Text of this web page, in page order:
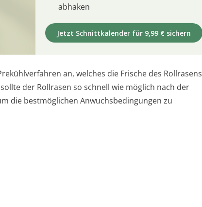
abhaken
Jetzt Schnittkalender für 9,99 € sichern
an, welches die Frische des Rollrasens
der Rollrasen so schnell wie möglich nach der
die bestmöglichen Anwuchsbedingungen zu